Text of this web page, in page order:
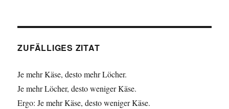
ZUFÄLLIGES ZITAT
Je mehr Käse, desto mehr Löcher.
Je mehr Löcher, desto weniger Käse.
Ergo: Je mehr Käse, desto weniger Käse.